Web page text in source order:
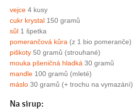
vejce 4 kusy
cukr krystal 150 gramů
sůl 1 špetka
pomerančová kůra (z 1 bio pomeranče)
piškoty 50 gramů (strouhané)
mouka pšeničná hladká 30 gramů
mandle 100 gramů (mleté)
máslo 30 gramů (+ trochu na vymazání)
Na sirup: